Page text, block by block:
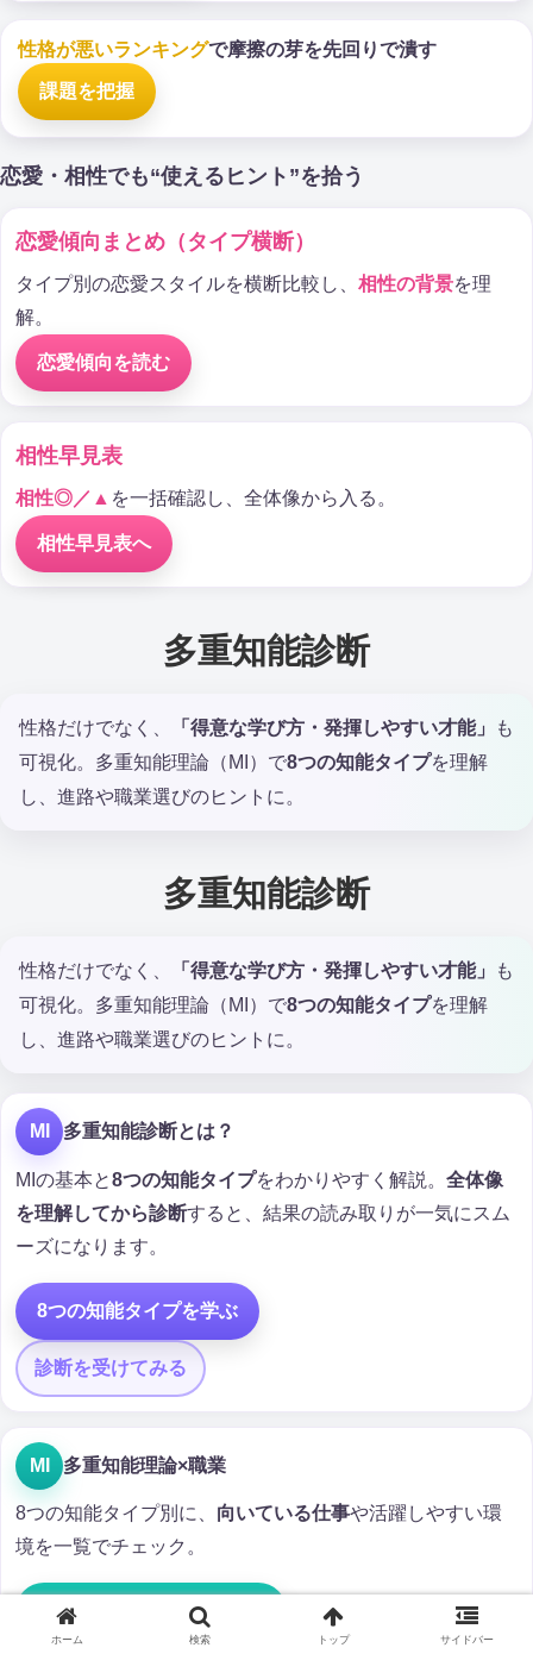
性格が悪いランキングで摩擦の芽を先回りで潰す
課題を把握
恋愛・相性でも“使えるヒント”を拾う
恋愛傾向まとめ（タイプ横断）
タイプ別の恋愛スタイルを横断比較し、 相性の背景を理
解。
恋愛傾向を読む
相性早見表
相性◎／▲ を一括確認し、全体像から入る。
相性早見表へ
多重知能診断
性格だけでなく、 「得意な学び方・発揮しやすい才能」
も
可視化。多重知能理論（MI）で8つの知能タイプを理解
し、進路や職業選びのヒントに。
多重知能診断
性格だけでなく、 「得意な学び方・発揮しやすい才能」
も
可視化。多重知能理論（MI）で8つの知能タイプを理解
し、進路や職業選びのヒントに。
MI 多重知能診断とは？
MIの基本と8つの知能タイプをわかりやすく解説。 全体像
を理解してから診断すると、結果の読み取りが一気にスム
ーズになります。
8つの知能タイプを学ぶ
診断を受けてみる
MI 多重知能理論×職業
8つの知能タイプ別に、 向いている仕事や活躍しやすい環
境を一覧でチェック。
向いている仕事一覧を見る
ホーム 検索 トップ サイドバー